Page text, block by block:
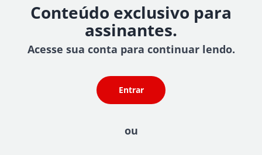
Conteúdo exclusivo para
assinantes.
Acesse sua conta para continuar lendo.
Entrar
ou